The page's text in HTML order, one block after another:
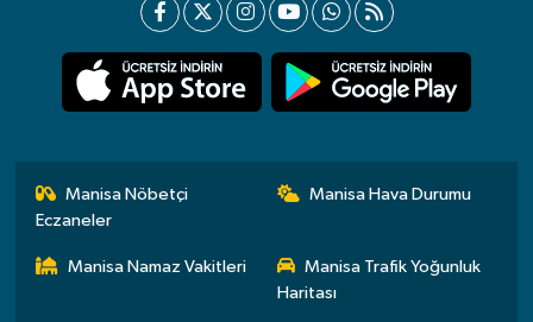
Manisa Nöbetçi
Eczaneler
Manisa Hava Durumu
Manisa Namaz Vakitleri
Manisa Trafik Yoğunluk
Haritası